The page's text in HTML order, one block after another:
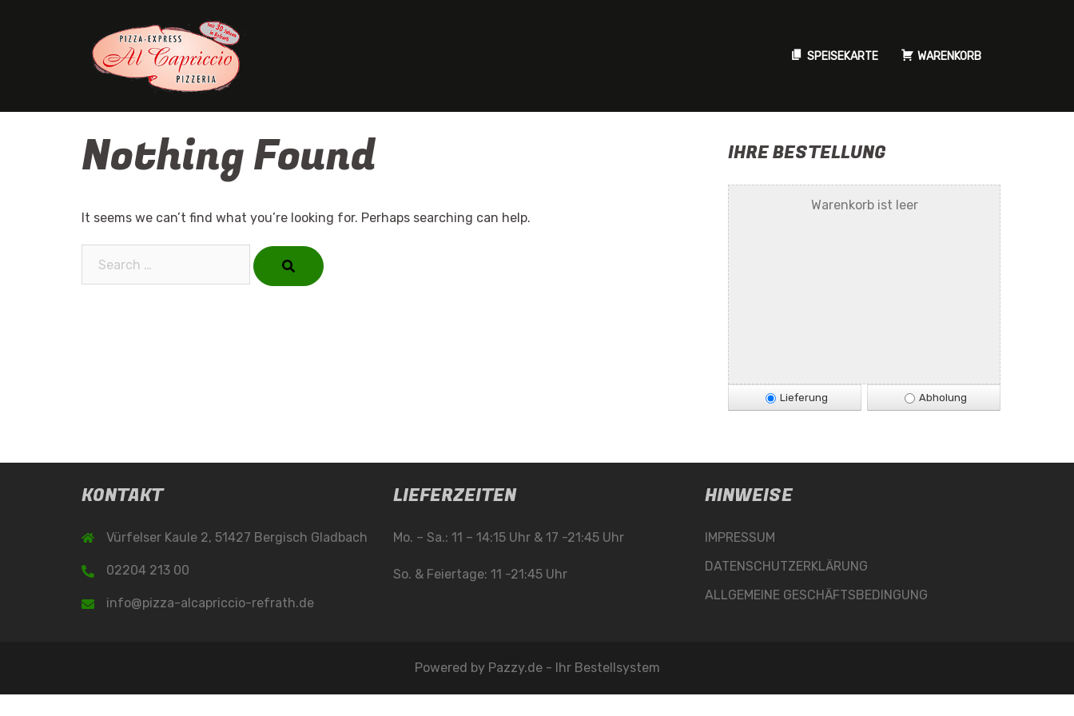
SPEISEKARTE WARENKORB
Nothing Found
It seems we can’t find what you’re looking for. Perhaps searching can help.
IHRE BESTELLUNG
Warenkorb ist leer
Lieferung Abholung
KONTAKT
Vürfelser Kaule 2, 51427 Bergisch Gladbach
02204 213 00
info@pizza-alcapriccio-refrath.de
LIEFERZEITEN
Mo. – Sa.: 11 – 14:15 Uhr & 17 -21:45 Uhr
So. & Feiertage: 11 -21:45 Uhr
HINWEISE
IMPRESSUM
DATENSCHUTZERKLÄRUNG
ALLGEMEINE GESCHÄFTSBEDINGUNG
Powered by Pazzy.de - Ihr Bestellsystem